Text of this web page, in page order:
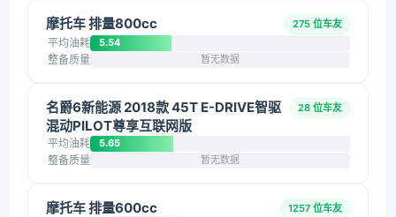
摩托车 排量800cc 275 位车友
平均油耗 5.54
整备质量 暂无数据
名爵6新能源 2018款 45T E-DRIVE智驱
混动PILOT尊享互联网版
28 位车友
平均油耗 5.65
整备质量 暂无数据
摩托车 排量600cc 1257 位车友